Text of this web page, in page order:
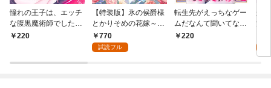
憧れの王子は、エッチ
な腹黒魔術師でした～
閨指導係なのに、彼の
220
【特装版】氷の侯爵様
とかりそめの花嫁～愛
のない王命婚なのに、
なぜか溺愛されてます
770
試読フル
転生先がえっちなゲー
ムだなんて聞いてない
っ！～ドS風紀委員長
220
か
浦
～